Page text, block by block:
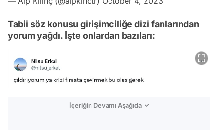
Tabii söz konusu girişimciliğe dizi fanlarından
yorum yağdı. İşte onlardan bazıları:
İçeriğin Devamı Aşağıda